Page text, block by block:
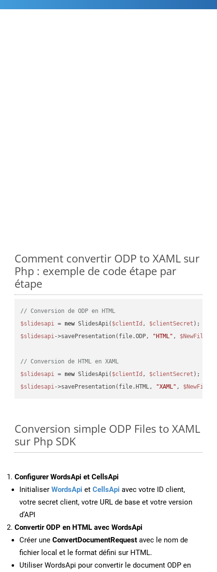
Comment convertir ODP to XAML sur
Php : exemple de code étape par
étape
// Conversion de ODP en HTML
$slidesapi = new SlidesApi( $clientId , $clientSecret
$slidesapi->savePresentation(file.ODP, "HTML" , $NewFile
// Conversion de HTML en XAML
$slidesapi = new SlidesApi( $clientId , $clientSecret
$slidesapi->savePresentation(file.HTML, "XAML" , $NewFile
Conversion simple ODP Files to XAML
sur Php SDK
Configurer WordsApi et CellsApi
Initialiser WordsApi et CellsApi avec votre ID client,
votre secret client, votre URL de base et votre version
d’API
Convertir ODP en HTML avec WordsApi
Créer une ConvertDocumentRequest avec le nom de
fichier local et le format défini sur HTML.
Utiliser WordsApi pour convertir le document ODP en